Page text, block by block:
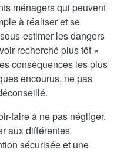
ménagers qui peuvent
à réaliser et se
estimer les dangers
recherché plus tôt «
conséquences les plus
encourus, ne pas
faire à ne pas négliger.
aux différentes
sécurisée et une